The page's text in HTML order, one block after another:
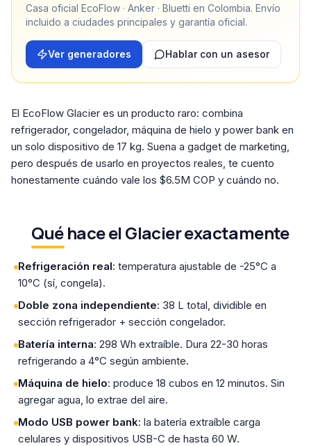
Casa oficial EcoFlow · Anker · Bluetti en Colombia. Envío
incluido a ciudades principales y garantía oficial.
Ver generadores Hablar con un asesor
El EcoFlow Glacier es un producto raro: combina
refrigerador, congelador, máquina de hielo y power bank en
un solo dispositivo de 17 kg. Suena a gadget de marketing,
pero después de usarlo en proyectos reales, te cuento
honestamente cuándo vale los $6.5M COP y cuándo no.
Qué hace el Glacier exactamente
Refrigeración real: temperatura ajustable de -25°C a
10°C (sí, congela).
Doble zona independiente: 38 L total, dividible en
sección refrigerador + sección congelador.
Batería interna: 298 Wh extraíble. Dura 22-30 horas
refrigerando a 4°C según ambiente.
Máquina de hielo: produce 18 cubos en 12 minutos. Sin
agregar agua, lo extrae del aire.
Modo USB power bank: la batería extraíble carga
celulares y dispositivos USB-C de hasta 60 W.